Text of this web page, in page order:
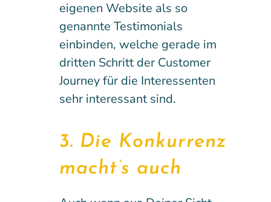
eigenen Website als so
genannte Testimonials
einbinden, welche gerade im
dritten Schritt der Customer
Journey für die Interessenten
sehr interessant sind.
3. Die Konkurrenz
macht’s auch